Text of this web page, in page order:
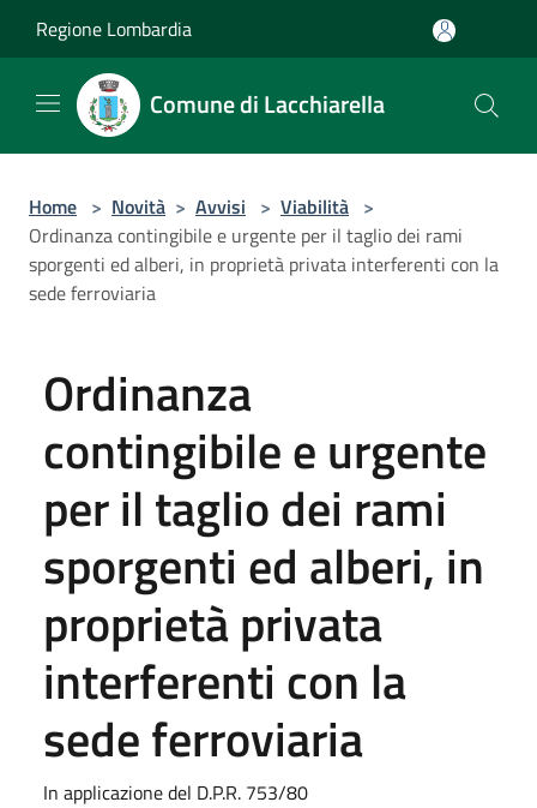
Regione Lombardia
Comune di Lacchiarella
Home > Novità > Avvisi > Viabilità >
Ordinanza contingibile e urgente per il taglio dei rami
sporgenti ed alberi, in proprietà privata interferenti con la
sede ferroviaria
Ordinanza
contingibile e urgente
per il taglio dei rami
sporgenti ed alberi, in
proprietà privata
interferenti con la
sede ferroviaria
In applicazione del D.P.R. 753/80